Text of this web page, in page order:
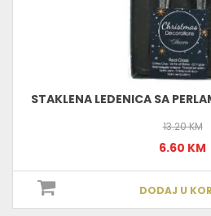
STAKLENA LEDENICA SA
13.20 KM
6.60 KM
DODAJ U